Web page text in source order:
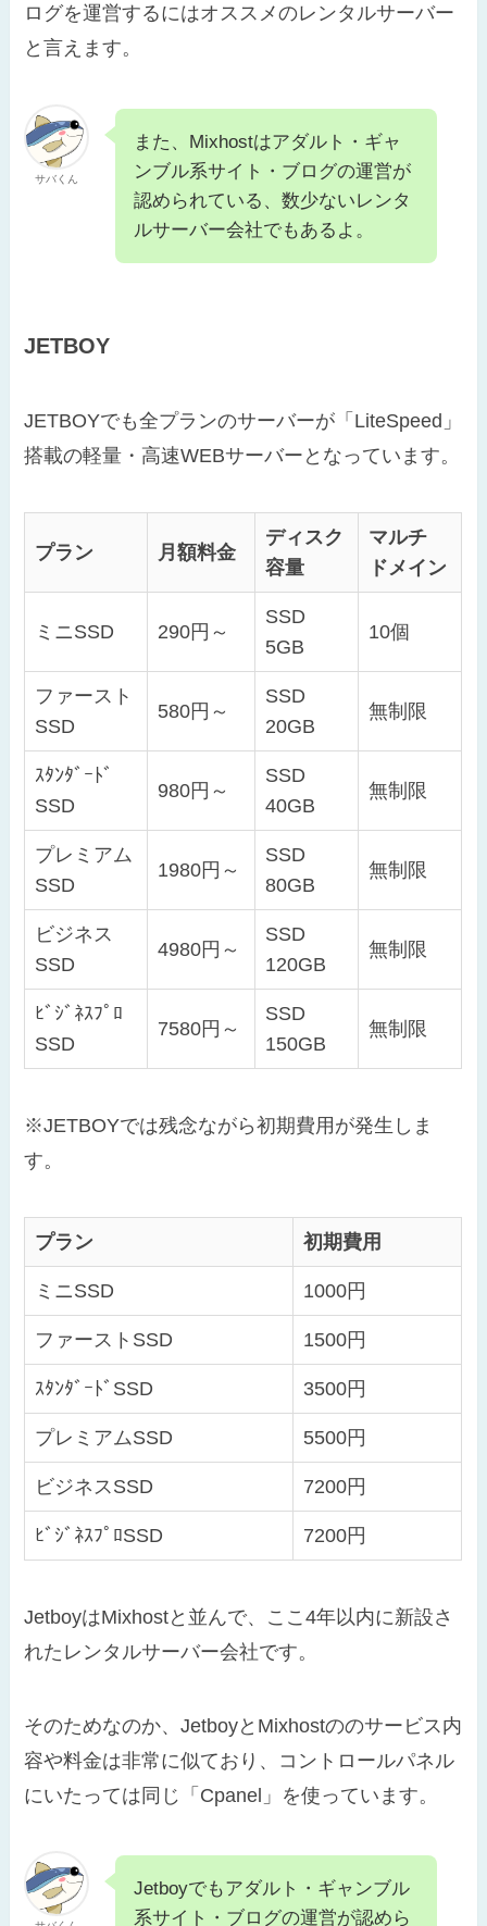
ログを運営するにはオススメのレンタルサーバー
と言えます。
サバくん
また、Mixhostはアダルト・ギャ
ンブル系サイト・ブログの運営が
認められている、数少ないレンタ
ルサーバー会社でもあるよ。
JETBOY
JETBOYでも全プランのサーバーが「LiteSpeed」
搭載の軽量・高速WEBサーバーとなっています。
プラン 月額料金
ディスク
容量
マルチ
ドメイン
ミニSSD 290円～
SSD
5GB
10個
ファースト
SSD
580円～
SSD
20GB
無制限
ｽﾀﾝﾀﾞｰﾄﾞ
SSD
980円～
SSD
40GB
無制限
プレミアム
SSD
1980円～
SSD
80GB
無制限
ビジネス
SSD
4980円～
SSD
120GB
無制限
ﾋﾞｼﾞﾈｽﾌﾟﾛ
SSD
7580円～
SSD
150GB
無制限
※JETBOYでは残念ながら初期費用が発生しま
す。
プラン 初期費用
ミニSSD 1000円
ファーストSSD 1500円
ｽﾀﾝﾀﾞｰﾄﾞSSD 3500円
プレミアムSSD 5500円
ビジネスSSD 7200円
ﾋﾞｼﾞﾈｽﾌﾟﾛSSD 7200円
JetboyはMixhostと並んで、ここ4年以内に新設さ
れたレンタルサーバー会社です。
そのためなのか、JetboyとMixhostののサービス内
容や料金は非常に似ており、コントロールパネル
にいたっては同じ「Cpanel」を使っています。
Jetboyでもアダルト・ギャンブル
系サイト・ブログの運営が認めら